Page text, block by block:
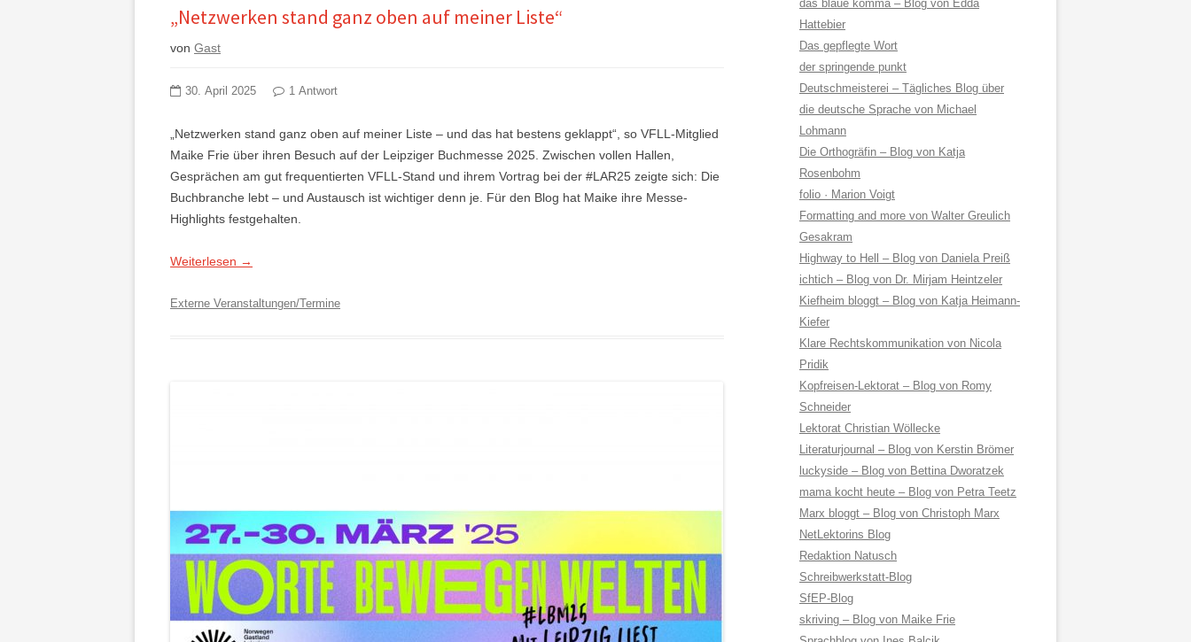
„Netzwerken stand ganz oben auf meiner Liste“
von Gast
30. April 2025 1 Antwort
„Netzwerken stand ganz oben auf meiner Liste – und das hat bestens geklappt“, so VFLL-Mitglied
Maike Frie über ihren Besuch auf der Leipziger Buchmesse 2025. Zwischen vollen Hallen,
Gesprächen am gut frequentierten VFLL-Stand und ihrem Vortrag bei der #LAR25 zeigte sich: Die
Buchbranche lebt – und Austausch ist wichtiger denn je. Für den Blog hat Maike ihre Messe-
Highlights festgehalten.
Weiterlesen →
Externe Veranstaltungen/Termine
das blaue komma – Blog von Edda
Hattebier
Das gepflegte Wort
der springende punkt
Deutschmeisterei – Tägliches Blog über
die deutsche Sprache von Michael
Lohmann
Die Orthogräfin – Blog von Katja
Rosenbohm
folio · Marion Voigt
Formatting and more von Walter Greulich
Gesakram
Highway to Hell – Blog von Daniela Preiß
ichtich – Blog von Dr. Mirjam Heintzeler
Kiefheim bloggt – Blog von Katja Heimann-
Kiefer
Klare Rechtskommunikation von Nicola
Pridik
Kopfreisen-Lektorat – Blog von Romy
Schneider
Lektorat Christian Wöllecke
Literaturjournal – Blog von Kerstin Brömer
luckyside – Blog von Bettina Dworatzek
mama kocht heute – Blog von Petra Teetz
Marx bloggt – Blog von Christoph Marx
NetLektorins Blog
Redaktion Natusch
Schreibwerkstatt-Blog
SfEP-Blog
skriving – Blog von Maike Frie